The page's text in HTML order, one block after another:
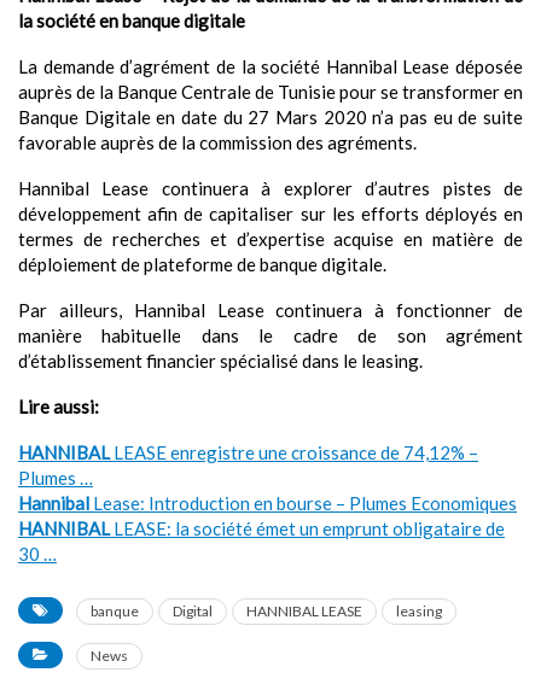
la société en banque digitale
La demande d’agrément de la société Hannibal Lease déposée
auprès de la Banque Centrale de Tunisie pour se transformer en
Banque Digitale en date du 27 Mars 2020 n’a pas eu de suite
favorable auprès de la commission des agréments.
Hannibal Lease continuera à explorer d’autres pistes de
développement afin de capitaliser sur les efforts déployés en
termes de recherches et d’expertise acquise en matière de
déploiement de plateforme de banque digitale.
Par ailleurs, Hannibal Lease continuera à fonctionner de
manière habituelle dans le cadre de son agrément
d’établissement financier spécialisé dans le leasing.
Lire aussi:
HANNIBALLEASE enregistre une croissance de 74,12% –
Plumes …
Hannibal Lease: Introduction en bourse – Plumes Economiques
HANNIBALLEASE: la société émet un emprunt obligataire de
30 …
banque Digital HANNIBAL LEASE leasing
News